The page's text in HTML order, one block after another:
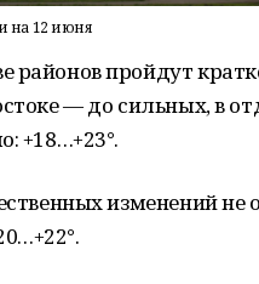
на 12 июня
районов пройдут
— до сильных, в
+18…+23°.
изменений